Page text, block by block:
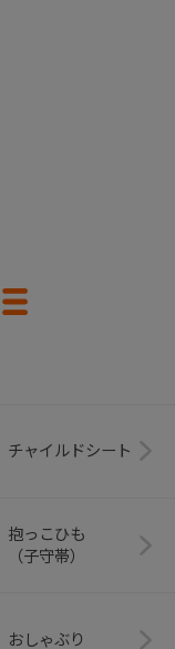
チャイルドシート
抱っこひも
（子守帯）
おしゃぶり